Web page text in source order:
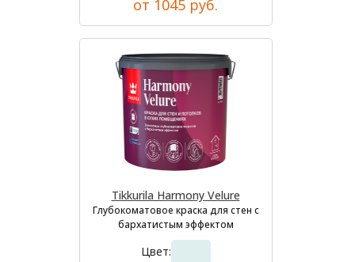
от 1045 руб.
Tikkurila Harmony Velure
Глубокоматовое краска для стен с
бархатистым эффектом
Цвет: